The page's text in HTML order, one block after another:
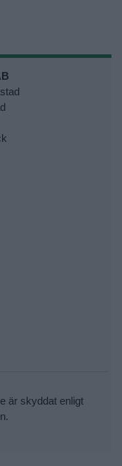
är skyddat enligt